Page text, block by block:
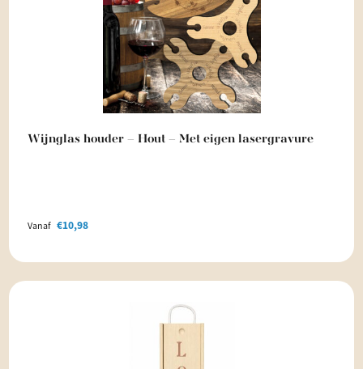
Wijnglas houder – Hout – Met eigen lasergravure
Vanaf €10,98